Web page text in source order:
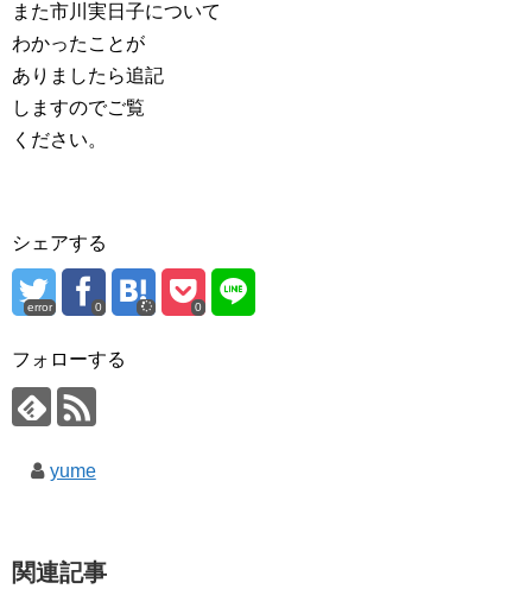
また市川実日子について
わかったことが
ありましたら追記
しますのでご覧
ください。
シェアする
error 0 0
フォローする
yume
関連記事